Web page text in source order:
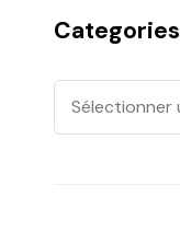
Categories